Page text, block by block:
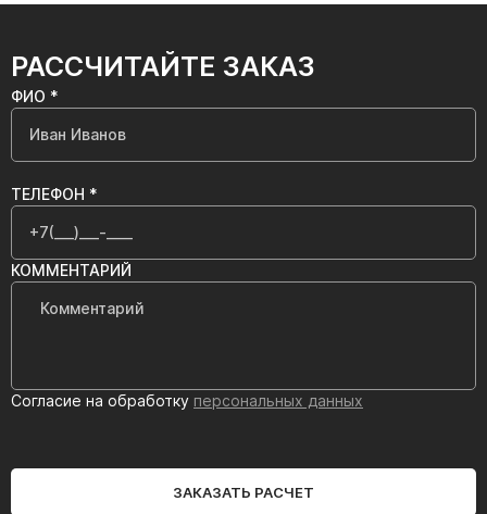
РАССЧИТАЙТЕ ЗАКАЗ
ФИО *
ТЕЛЕФОН *
КОММЕНТАРИЙ
Согласие на обработку персональных данных
ЗАКАЗАТЬ РАСЧЕТ